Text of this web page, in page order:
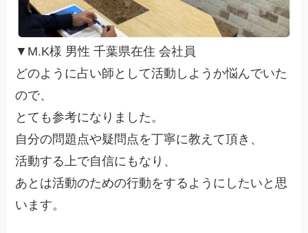
▼M.K様 男性 千葉県在住 会社員
どのように占い師として活動しようか悩んでいた
ので、
とても参考になりました。
自分の問題点や疑問点を丁寧に教えて頂き、
活動する上で自信にもなり、
あとは活動のための行動をするようにしたいと思
います。